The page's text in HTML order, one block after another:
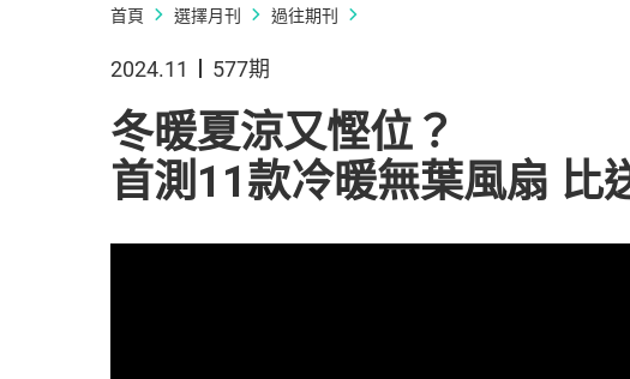
首頁 選擇月刊 過往期刊
2024.11 577期
冬暖夏涼又慳位？
首測11款冷暖無葉風扇 比